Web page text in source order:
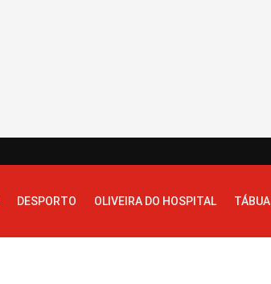
DESPORTO OLIVEIRA DO HOSPITAL TÁBUA